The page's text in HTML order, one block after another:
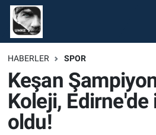
HABERLER SPOR
Keşan
Koleji,
oldu!
Gündem
Ekonomi
Spor
Nöbetçi Eczaneler
Hava Durumu
Namaz Vakitleri